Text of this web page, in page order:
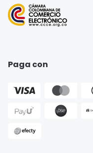
Seguro para Motos
Paga con